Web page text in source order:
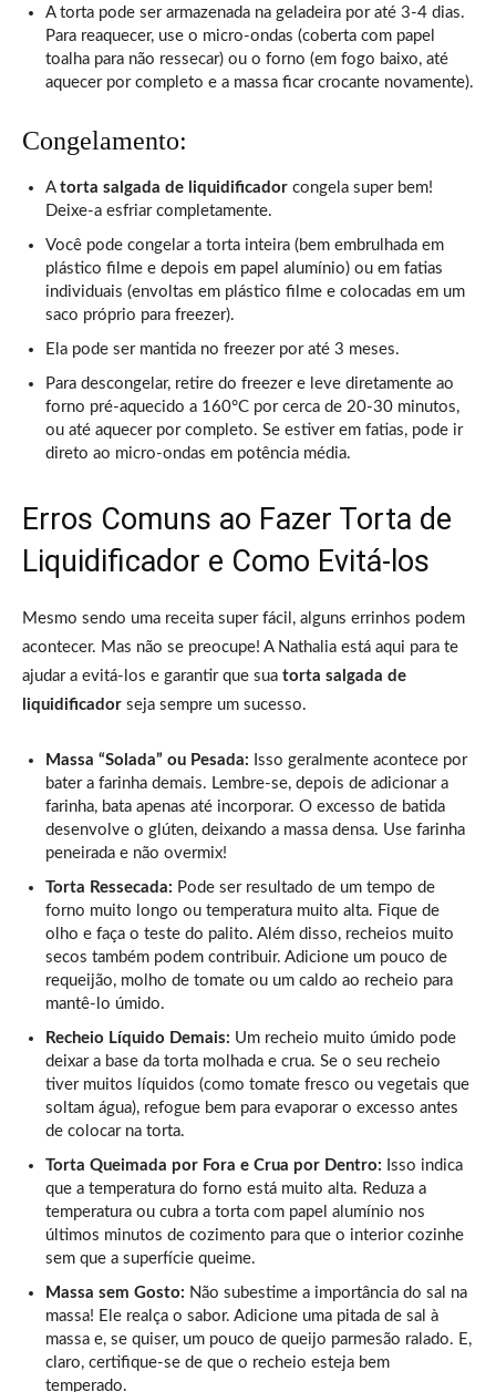
A torta pode ser armazenada na geladeira por até 3-4 dias.
Para reaquecer, use o micro-ondas (coberta com papel
toalha para não ressecar) ou o forno (em fogo baixo, até
aquecer por completo e a massa ficar crocante novamente).
Congelamento:
A torta salgada de liquidificador congela super bem!
Deixe-a esfriar completamente.
Você pode congelar a torta inteira (bem embrulhada em
plástico filme e depois em papel alumínio) ou em fatias
individuais (envoltas em plástico filme e colocadas em um
saco próprio para freezer).
Ela pode ser mantida no freezer por até 3 meses.
Para descongelar, retire do freezer e leve diretamente ao
forno pré-aquecido a 160°C por cerca de 20-30 minutos,
ou até aquecer por completo. Se estiver em fatias, pode ir
direto ao micro-ondas em potência média.
Erros Comuns ao Fazer Torta de
Liquidificador e Como Evitá-los
Mesmo sendo uma receita super fácil, alguns errinhos podem
acontecer. Mas não se preocupe! A Nathalia está aqui para te
ajudar a evitá-los e garantir que sua torta salgada de
liquidificador seja sempre um sucesso.
Massa “Solada” ou Pesada: Isso geralmente acontece por
bater a farinha demais. Lembre-se, depois de adicionar a
farinha, bata apenas até incorporar. O excesso de batida
desenvolve o glúten, deixando a massa densa. Use farinha
peneirada e não overmix!
Torta Ressecada: Pode ser resultado de um tempo de
forno muito longo ou temperatura muito alta. Fique de
olho e faça o teste do palito. Além disso, recheios muito
secos também podem contribuir. Adicione um pouco de
requeijão, molho de tomate ou um caldo ao recheio para
mantê-lo úmido.
Recheio Líquido Demais: Um recheio muito úmido pode
deixar a base da torta molhada e crua. Se o seu recheio
tiver muitos líquidos (como tomate fresco ou vegetais que
soltam água), refogue bem para evaporar o excesso antes
de colocar na torta.
Torta Queimada por Fora e Crua por Dentro: Isso indica
que a temperatura do forno está muito alta. Reduza a
temperatura ou cubra a torta com papel alumínio nos
últimos minutos de cozimento para que o interior cozinhe
sem que a superfície queime.
Massa sem Gosto: Não subestime a importância do sal na
massa! Ele realça o sabor. Adicione uma pitada de sal à
massa e, se quiser, um pouco de queijo parmesão ralado. E,
claro, certifique-se de que o recheio esteja bem
temperado.